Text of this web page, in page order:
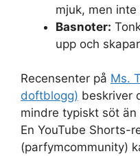
mjuk, men inte
Basnoter:
upp och
Recensenter på Ms.
doftblogg) beskriver
mindre typiskt söt
En YouTube Shorts-
(parfymcommunity)